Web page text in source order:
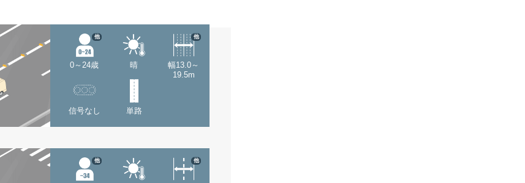
0～24歳
他
晴
幅13.0～
19.5m
他
信号なし 単路
他 他